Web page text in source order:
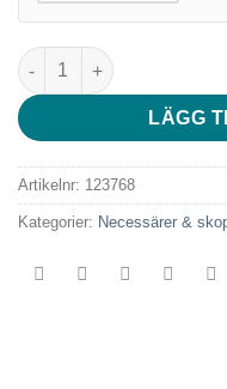
Think Tank Shoe Cube
LÄGG
Artikelnr: 123768
Kategorier: Necessärer &